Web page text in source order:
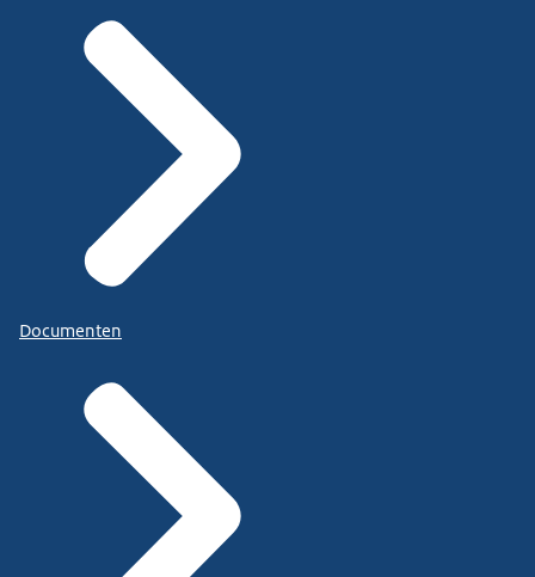
Documenten